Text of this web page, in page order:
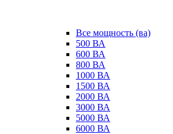
Все мощность (ва)
500 ВА
600 ВА
800 ВА
1000 ВА
1500 ВА
2000 ВА
3000 ВА
5000 ВА
6000 ВА